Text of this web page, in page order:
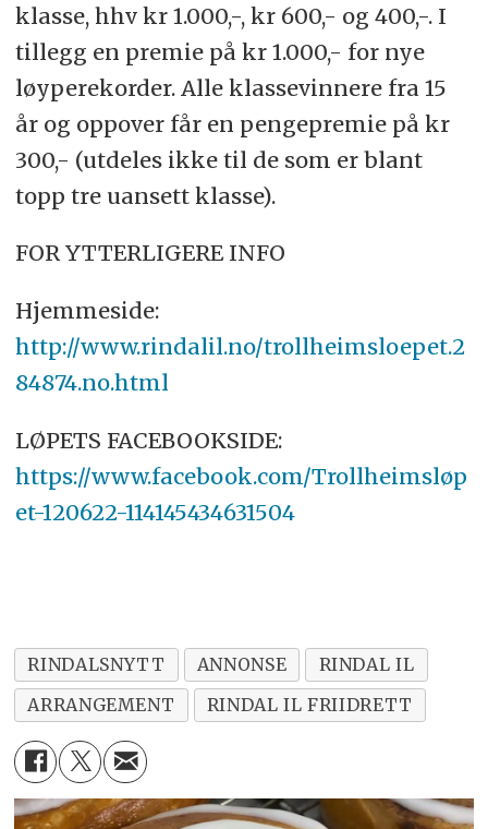
klasse, hhv kr 1.000,-, kr 600,- og 400,-. I
tillegg en premie på kr 1.000,- for nye
løyperekorder. Alle klassevinnere fra 15
år og oppover får en pengepremie på kr
300,- (utdeles ikke til de som er blant
topp tre uansett klasse).
FOR YTTERLIGERE INFO
Hjemmeside:
http://www.rindalil.no/trollheimsloepet.2
84874.no.html
LØPETS FACEBOOKSIDE:
https://www.facebook.com/Trollheimsløp
et-120622-114145434631504
RINDALSNYTT ANNONSE
RINDAL IL
ARRANGEMENT
RINDAL IL FRIIDRETT